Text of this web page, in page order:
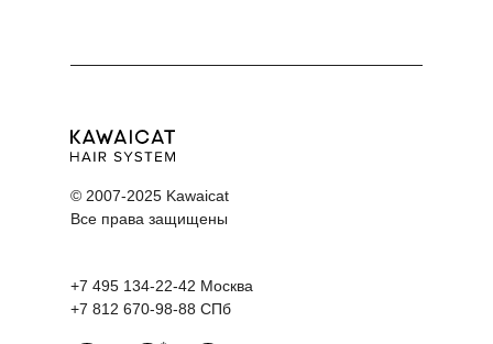
© 2007-2025 Kawaicat
Все права защищены
+7 495 134-22-42 Москва
+7 812 670-98-88 СПб